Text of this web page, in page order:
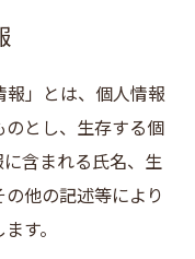
」とは、個人情報
とし、生存する個
含まれる氏名、生
他の記述等により
す。